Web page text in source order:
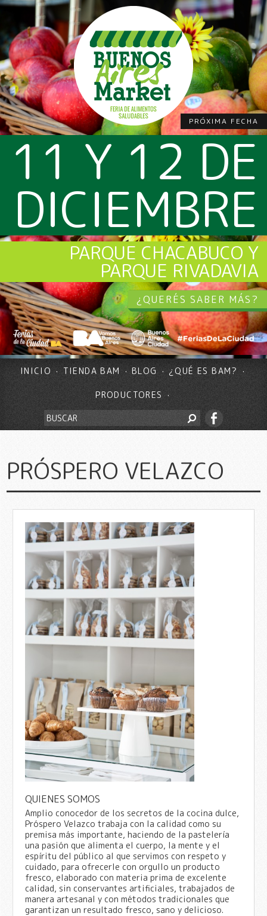
PRÓXIMA FECHA
11 Y 12 DE
DICIEMBRE
PARQUE CHACABUCO Y
PARQUE RIVADAVIA
¿QUERÉS SABER MÁS?
INICIO TIENDA BAM BLOG ¿QUÉ ES BAM?
PRODUCTORES
PRÓSPERO VELAZCO
QUIENES SOMOS
Amplio conocedor de los secretos de la cocina dulce,
Próspero Velazco trabaja con la calidad como su
premisa más importante, haciendo de la pastelería
una pasión que alimenta el cuerpo, la mente y el
espíritu del público al que servimos con respeto y
cuidado, para ofrecerle con orgullo un producto
fresco, elaborado con materia prima de excelente
calidad, sin conservantes artificiales, trabajados de
manera artesanal y con métodos tradicionales que
garantizan un resultado fresco, sano y delicioso.